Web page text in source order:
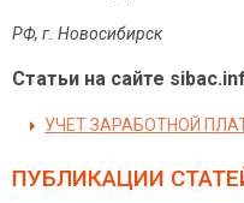
РФ, г. Новосибирск
Статьи на сайте
УЧЕТ ЗАРАБОТНОЙ
ПУБЛИКАЦИИ